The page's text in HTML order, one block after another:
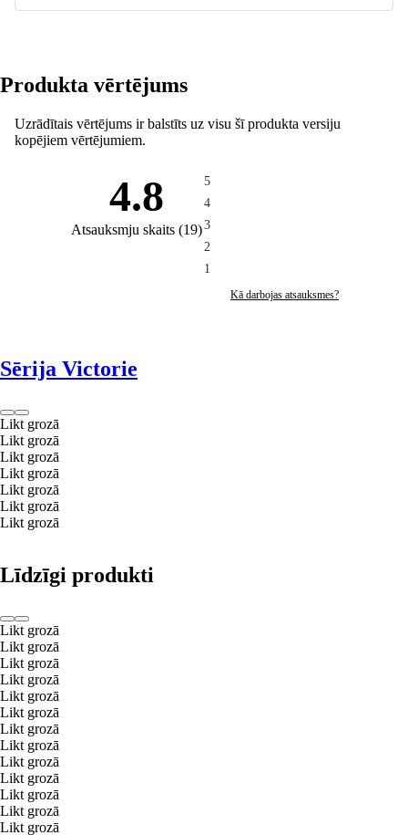
Produkta vērtējums
Uzrādītais vērtējums ir balstīts uz visu šī produkta versiju
kopējiem vērtējumiem.
4.8
Atsauksmju skaits (19)
5
4
3
2
1
Kā darbojas atsauksmes?
Sērija Victorie
Likt grozā
Likt grozā
Likt grozā
Likt grozā
Likt grozā
Likt grozā
Likt grozā
Līdzīgi produkti
Likt grozā
Likt grozā
Likt grozā
Likt grozā
Likt grozā
Likt grozā
Likt grozā
Likt grozā
Likt grozā
Likt grozā
Likt grozā
Likt grozā
Likt grozā